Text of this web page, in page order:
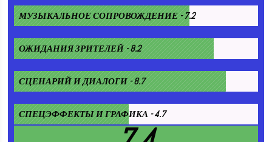
МУЗЫКАЛЬНОЕ СОПРОВОЖДЕНИЕ - 7.2
ОЖИДАНИЯ ЗРИТЕЛЕЙ - 8.2
СЦЕНАРИЙ И ДИАЛОГИ - 8.7
СПЕЦЭФФЕКТЫ И ГРАФИКА - 4.7